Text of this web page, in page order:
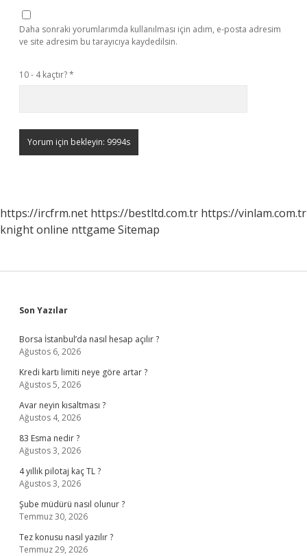
Daha sonraki yorumlarımda kullanılması için adım, e-posta adresim
ve site adresim bu tarayıcıya kaydedilsin.
10 - 4 kaçtır?*
https://ircfrm.net https://bestltd.com.tr https://vinlam.com.tr
knight online nttgame Sitemap
Sidebar
Son Yazılar
Borsa İstanbul’da nasıl hesap açılır ?
Ağustos 6, 2026
Kredi kartı limiti neye göre artar ?
Ağustos 5, 2026
Avar neyin kısaltması ?
Ağustos 4, 2026
83 Esma nedir ?
Ağustos 3, 2026
4 yıllık pilotaj kaç TL ?
Ağustos 3, 2026
Şube müdürü nasıl olunur ?
Temmuz 30, 2026
Tez konusu nasıl yazılır ?
Temmuz 29, 2026